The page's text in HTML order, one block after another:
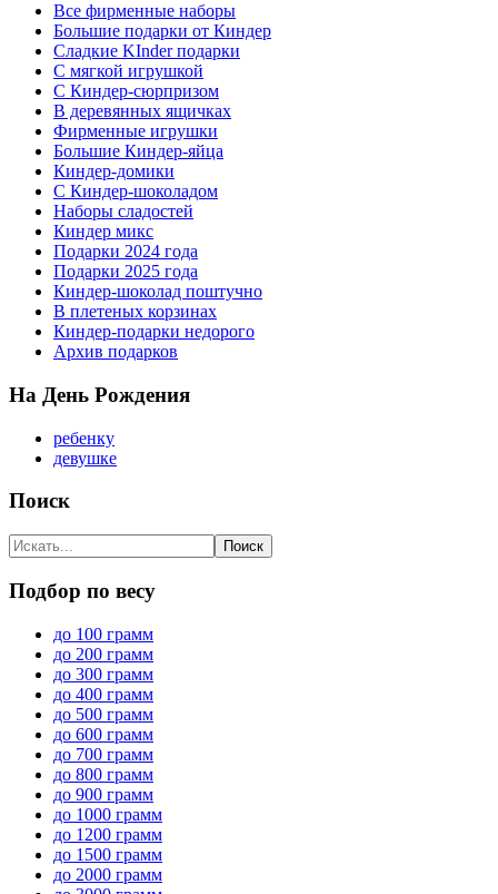
Все фирменные наборы
Большие подарки от Киндер
Сладкие KInder подарки
С мягкой игрушкой
С Киндер-сюрпризом
В деревянных ящичках
Фирменные игрушки
Большие Киндер-яйца
Киндер-домики
С Киндер-шоколадом
Наборы сладостей
Киндер микс
Подарки 2024 года
Подарки 2025 года
Киндер-шоколад поштучно
В плетеных корзинах
Киндер-подарки недорого
Архив подарков
На День Рождения
ребенку
девушке
Поиск
Подбор по весу
до 100 грамм
до 200 грамм
до 300 грамм
до 400 грамм
до 500 грамм
до 600 грамм
до 700 грамм
до 800 грамм
до 900 грамм
до 1000 грамм
до 1200 грамм
до 1500 грамм
до 2000 грамм